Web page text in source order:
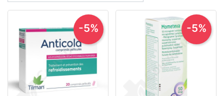
-5% -5%